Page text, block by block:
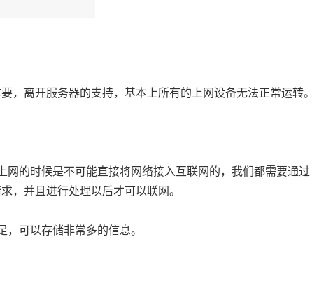
，离开服务器的支持，基本上所有的上网设备无法正常运转。
的时候是不可能直接将网络接入互联网的，我们都需要通过
，并且进行处理以后才可以联网。
可以存储非常多的信息。